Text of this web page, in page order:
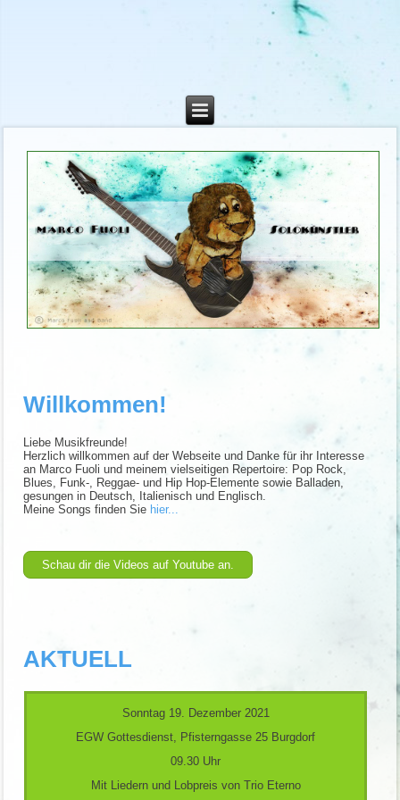
Willkommen!
Liebe Musikfreunde!
Herzlich willkommen auf der Webseite und Danke für ihr Interesse
an Marco Fuoli und meinem vielseitigen Repertoire: Pop Rock,
Blues, Funk-, Reggae- und Hip Hop-Elemente sowie Balladen,
gesungen in Deutsch, Italienisch und Englisch.
Meine Songs finden Sie hier...
Schau dir die Videos auf Youtube an.
AKTUELL
Sonntag 19. Dezember 2021
EGW Gottesdienst, Pfisterngasse 25 Burgdorf
09.30 Uhr
Mit Liedern und Lobpreis von Trio Eterno